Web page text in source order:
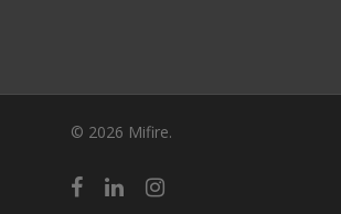
© 2026 Mifire.